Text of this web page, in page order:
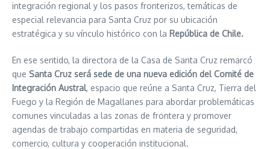
integración regional y los pasos fronterizos, temáticas de
especial relevancia para Santa Cruz por su ubicación
estratégica y su vínculo histórico con la República de Chile.
En ese sentido, la directora de la Casa de Santa Cruz remarcó
que Santa Cruz será sede de una nueva edición del Comité de
Integración Austral, espacio que reúne a Santa Cruz, Tierra del
Fuego y la Región de Magallanes para abordar problemáticas
comunes vinculadas a las zonas de frontera y promover
agendas de trabajo compartidas en materia de seguridad,
comercio, cultura y cooperación institucional.